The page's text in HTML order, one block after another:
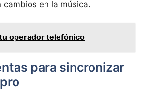
cambios en la música.
operador telefónico
para sincronizar